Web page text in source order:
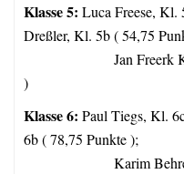
Klasse 5: Luca Freese, Kl.
Dreßler, Kl. 5b ( 54,75
Jan Freerk
)
Klasse 6: Paul Tiegs, Kl.
6b ( 78,75 Punkte );
Karim Behrendt ,